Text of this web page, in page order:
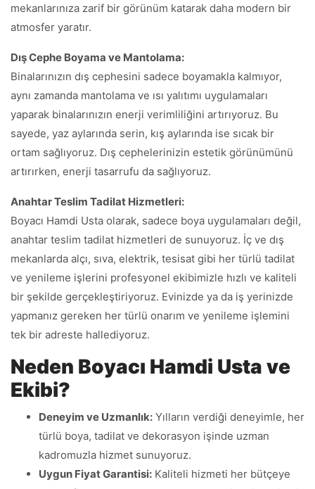
mekanlarınıza zarif bir görünüm katarak daha modern bir
atmosfer yaratır.
Dış Cephe Boyama ve Mantolama:
Binalarınızın dış cephesini sadece boyamakla kalmıyor,
aynı zamanda mantolama ve ısı yalıtımı uygulamaları
yaparak binalarınızın enerji verimliliğini artırıyoruz. Bu
sayede, yaz aylarında serin, kış aylarında ise sıcak bir
ortam sağlıyoruz. Dış cephelerinizin estetik görünümünü
artırırken, enerji tasarrufu da sağlıyoruz.
Anahtar Teslim Tadilat Hizmetleri:
Boyacı Hamdi Usta olarak, sadece boya uygulamaları değil,
anahtar teslim tadilat hizmetleri de sunuyoruz. İç ve dış
mekanlarda alçı, sıva, elektrik, tesisat gibi her türlü tadilat
ve yenileme işlerini profesyonel ekibimizle hızlı ve kaliteli
bir şekilde gerçekleştiriyoruz. Evinizde ya da iş yerinizde
yapmanız gereken her türlü onarım ve yenileme işlemini
tek bir adreste hallediyoruz.
Neden Boyacı Hamdi Usta ve
Ekibi?
Deneyim ve Uzmanlık: Yılların verdiği deneyimle, her
türlü boya, tadilat ve dekorasyon işinde uzman
kadromuzla hizmet sunuyoruz.
Uygun Fiyat Garantisi: Kaliteli hizmeti her bütçeye